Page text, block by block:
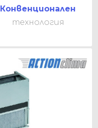
Конвенционален
технология